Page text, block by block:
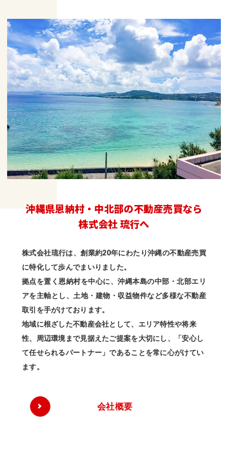
沖縄県恩納村・中北部の不動産売買なら
株式会社 琉行へ
株式会社琉行は、創業約20年にわたり沖縄の不動産売買
に特化して歩んでまいりました。
拠点を置く恩納村を中心に、沖縄本島の中部・北部エリ
アを主軸とし、土地・建物・収益物件など多様な不動産
取引を手がけております。
地域に根ざした不動産会社として、エリア特性や将来
性、周辺環境まで見据えたご提案を大切にし、「安心し
て任せられるパートナー」であることを常に心がけてい
ます。
会社概要